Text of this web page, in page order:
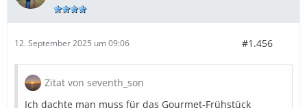
12. September 2025 um 09:06 #1.456
Zitat von seventh_son
Ich dachte man muss für das Gourmet-Frühstück